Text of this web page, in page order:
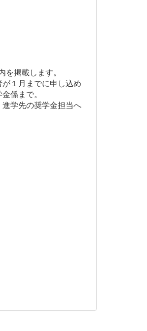
掲載します。
１月までに申し込め
係まで。
学先の奨学金担当へ